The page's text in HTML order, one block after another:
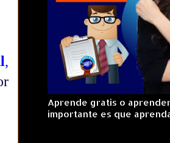
,
Aprende gratis o
importante es que